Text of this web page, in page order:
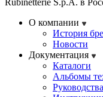
О компании
История
Новости
Документация
Каталоги
Альбомы